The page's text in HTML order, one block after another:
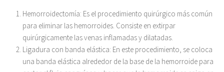
Hemorroidectomía: Es el procedimiento quirúrgico más común
para eliminar las hemorroides. Consiste en extirpar
quirúrgicamente las venas inflamadas y dilatadas.
Ligadura con banda elástica: En este procedimiento, se coloca
una banda elástica alrededor de la base de la hemorroide para